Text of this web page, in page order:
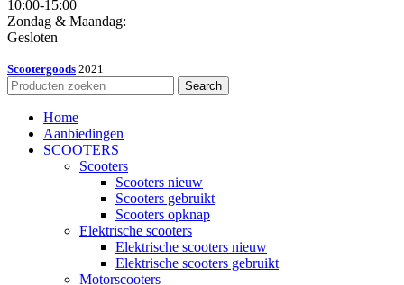
10:00-15:00
Zondag & Maandag:
Gesloten
Scootergoods 2021
Search
Home
Aanbiedingen
SCOOTERS
Scooters
Scooters nieuw
Scooters gebruikt
Scooters opknap
Elektrische scooters
Elektrische scooters nieuw
Elektrische scooters gebruikt
Motorscooters